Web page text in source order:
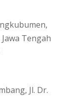
Tengah
Jl. Dr.